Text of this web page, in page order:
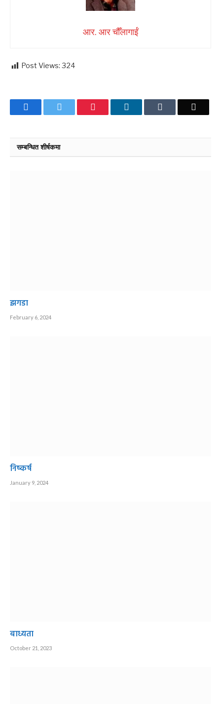
आर. आर चौँलागाईं
Post Views: 324
Facebook Pinterest LinkedIn
सम्बन्धित शीर्षकमा
झगडा
February 6, 2024
निष्कर्ष
January 9, 2024
बाध्यता
October 21, 2023